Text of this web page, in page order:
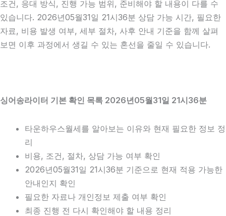
조건, 응대 방식, 진행 가능 범위, 준비해야 할 내용이 다를 수
있습니다. 2026년05월31일 21시36분 상담 가능 시간, 필요한
자료, 비용 발생 여부, 세부 절차, 사후 안내 기준을 함께 살펴
보면 이후 과정에서 생길 수 있는 혼선을 줄일 수 있습니다.
싱어송라이터 기본 확인 목록 2026년05월31일 21시36분
타운하우스월세를 알아보는 이유와 현재 필요한 정보 정
리
비용, 조건, 절차, 상담 가능 여부 확인
2026년05월31일 21시36분 기준으로 현재 적용 가능한
안내인지 확인
필요한 자료나 개인정보 제출 여부 확인
최종 진행 전 다시 확인해야 할 내용 정리